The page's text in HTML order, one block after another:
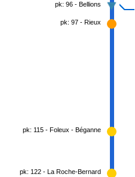
pk: 96 - Bellions
pk: 97 - Rieux
pk: 115 - Foleux - Béganne
pk: 122 - La Roche-Bernard